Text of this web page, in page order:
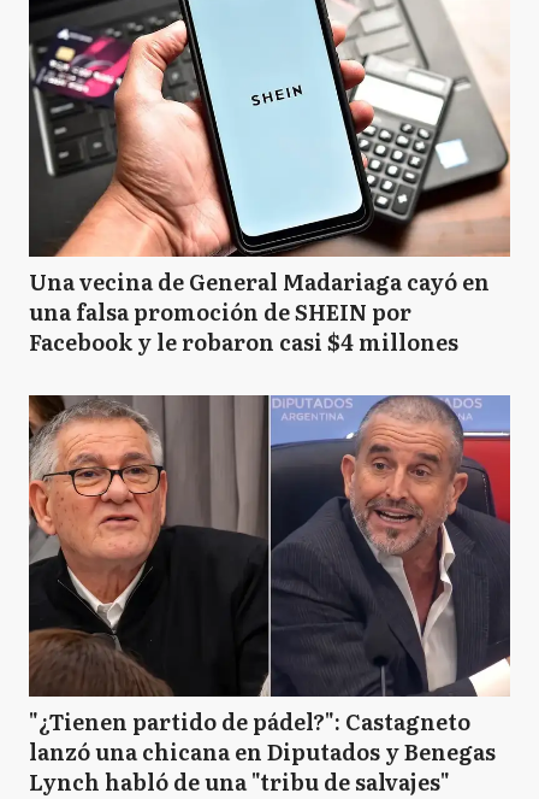
Una vecina de General Madariaga cayó en
una falsa promoción de SHEIN por
Facebook y le robaron casi $4 millones
"¿Tienen partido de pádel?": Castagneto
lanzó una chicana en Diputados y Benegas
Lynch habló de una "tribu de salvajes"